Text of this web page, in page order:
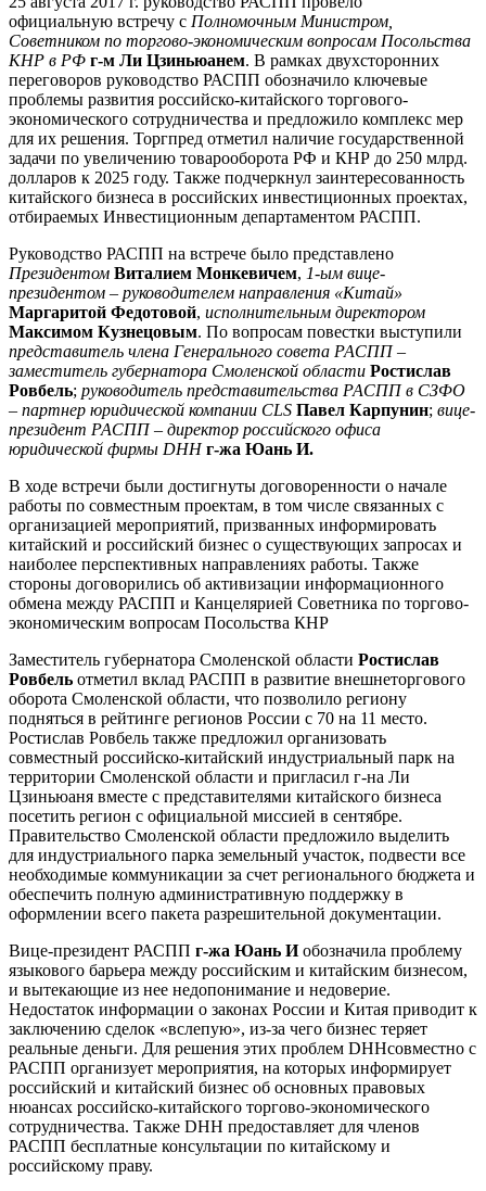
официальную встречу с Полномочным Министром,
Советником по торгово-экономическим вопросам Посольства
КНР в РФ г-м Ли Цзиньюанем. В рамках двухсторонних
переговоров руководство РАСПП обозначило ключевые
проблемы развития российско-китайского торгового-
экономического сотрудничества и предложило комплекс мер
для их решения. Торгпред отметил наличие государственной
задачи по увеличению товарооборота РФ и КНР до 250 млрд.
долларов к 2025 году. Также подчеркнул заинтересованность
китайского бизнеса в российских инвестиционных проектах,
отбираемых Инвестиционным департаментом РАСПП.
Руководство РАСПП на встрече было представлено
Президентом Виталием Монкевичем, 1-ым вице-
президентом – руководителем направления «Китай»
Маргаритой Федотовой, исполнительным директором
Максимом Кузнецовым. По вопросам повестки выступили
представитель члена Генерального совета РАСПП –
заместитель губернатора Смоленской области Ростислав
Ровбель; руководитель представительства РАСПП в СЗФО
– партнер юридической компании CLS Павел Карпунин; вице-
президент РАСПП – директор российского офиса
юридической фирмы DHH г-жа Юань И.
В ходе встречи были достигнуты договоренности о начале
работы по совместным проектам, в том числе связанных с
организацией мероприятий, призванных информировать
китайский и российский бизнес о существующих запросах и
наиболее перспективных направлениях работы. Также
стороны договорились об активизации информационного
обмена между РАСПП и Канцелярией Советника по торгово-
экономическим вопросам Посольства КНР
Заместитель губернатора Смоленской области Ростислав
Ровбель отметил вклад РАСПП в развитие внешнеторгового
оборота Смоленской области, что позволило региону
подняться в рейтинге регионов России с 70 на 11 место.
Ростислав Ровбель также предложил организовать
совместный российско-китайский индустриальный парк на
территории Смоленской области и пригласил г-на Ли
Цзиньюаня вместе с представителями китайского бизнеса
посетить регион с официальной миссией в сентябре.
Правительство Смоленской области предложило выделить
для индустриального парка земельный участок, подвести все
необходимые коммуникации за счет регионального бюджета и
обеспечить полную административную поддержку в
оформлении всего пакета разрешительной документации.
Вице-президент РАСПП г-жа Юань Иобозначила проблему
языкового барьера между российским и китайским бизнесом,
и вытекающие из нее недопонимание и недоверие.
Недостаток информации о законах России и Китая приводит к
заключению сделок «вслепую», из-за чего бизнес теряет
реальные деньги. Для решения этих проблем DHHсовместно с
РАСПП организует мероприятия, на которых информирует
российский и китайский бизнес об основных правовых
нюансах российско-китайского торгово-экономического
сотрудничества. Также DHH предоставляет для членов
РАСПП бесплатные консультации по китайскому и
российскому праву.